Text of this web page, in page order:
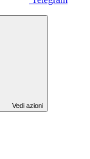
Vedi azioni